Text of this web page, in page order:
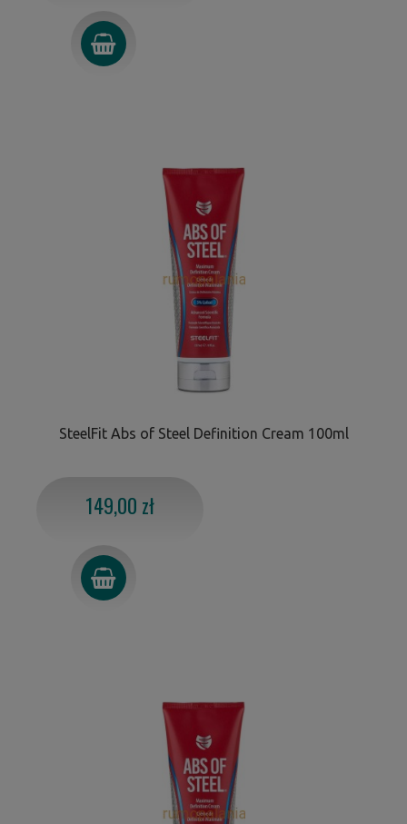
SteelFit Abs of Steel Definition Cream 100ml
149,00 zł